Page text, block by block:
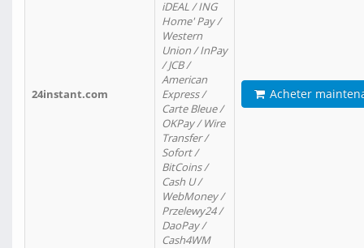
24instant.com
iDEAL / ING
Home' Pay /
Western
Union / InPay
/ JCB /
American
Express /
Carte Bleue /
OKPay / Wire
Transfer /
Sofort /
BitCoins /
Cash U /
WebMoney /
Przelewy24 /
DaoPay /
Cash4WM
Acheter